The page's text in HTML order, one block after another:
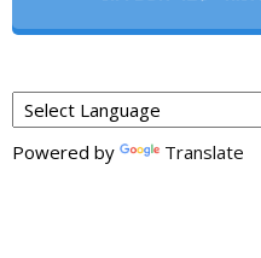
Powered by Translate